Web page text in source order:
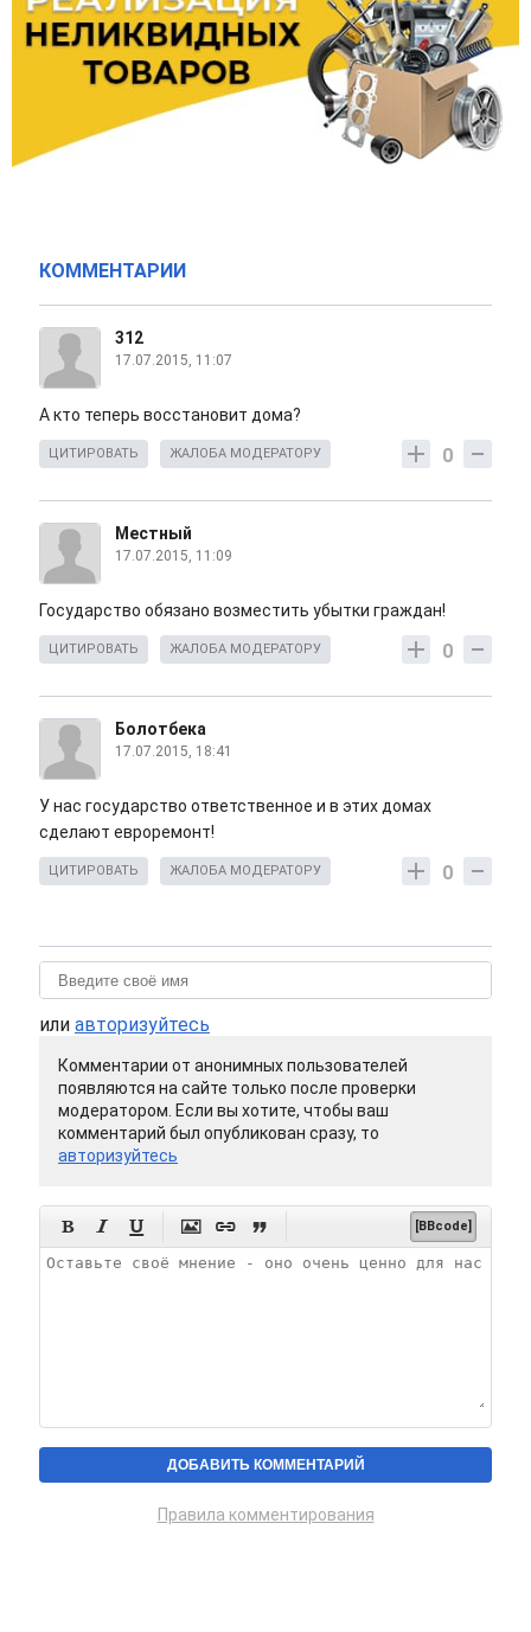
КОММЕНТАРИИ
312
17.07.2015, 11:07
А кто теперь восстановит дома?
0
ЦИТИРОВАТЬ ЖАЛОБА МОДЕРАТОРУ
Местный
17.07.2015, 11:09
Государство обязано возместить убытки граждан!
0
ЦИТИРОВАТЬ ЖАЛОБА МОДЕРАТОРУ
Болотбека
17.07.2015, 18:41
У нас государство ответственное и в этих домах
сделают евроремонт!
0
ЦИТИРОВАТЬ ЖАЛОБА МОДЕРАТОРУ
или авторизуйтесь
Комментарии от анонимных пользователей
появляются на сайте только после проверки
модератором. Если вы хотите, чтобы ваш
комментарий был опубликован сразу, то
авторизуйтесь
      [BBcode]
Правила комментирования